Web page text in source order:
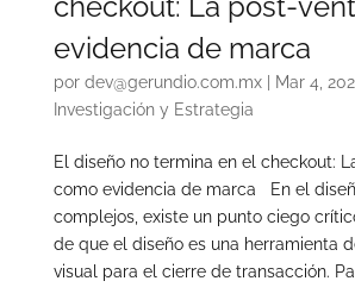
evidencia de marca
por dev@gerundio.com.mx| Mar 4,
Investigación y Estrategia
El diseño no termina en el checkout:
como evidencia de marca En el
complejos, existe un punto ciego
de que el diseño es una herramienta
visual para el cierre de transacción.